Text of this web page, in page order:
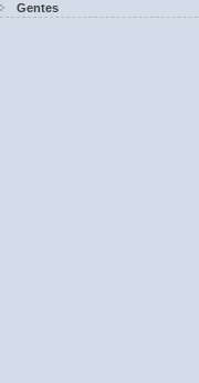
Gentes